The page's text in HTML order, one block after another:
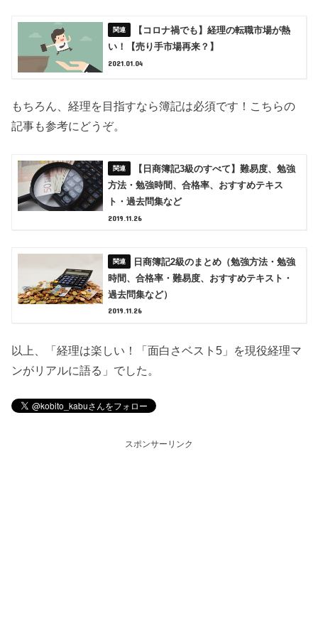
【コロナ禍でも】経理の転職市場が熱
い！【売り手市場再来？】
2021.01.04
もちろん、経理を目指すなら簿記は必須です！こちらの
記事も参考にどうぞ。
【日商簿記3級のすべて】難易度、勉強
方法・勉強時間、合格率、おすすめテキス
ト・過去問集など
2019.11.26
日商簿記2級のまとめ（勉強方法・勉強
時間、合格率・難易度、おすすめテキスト・
過去問集など）
2019.11.26
以上、「経理は楽しい！「面白さベスト5」を現役経理マ
ンがリアルに語る」でした。
スポンサーリンク